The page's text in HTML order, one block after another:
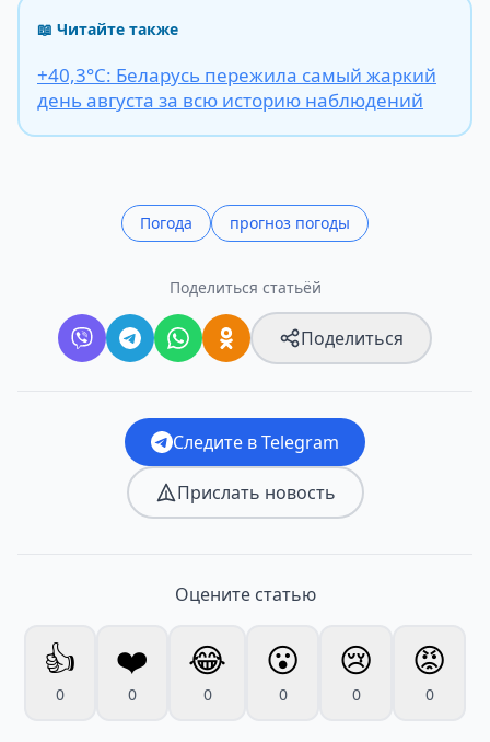
📖 Читайте также
+40,3°С: Беларусь пережила самый жаркий
день августа за всю историю наблюдений
Погода прогноз погоды
Поделиться статьёй
Поделиться
Следите в Telegram
Прислать новость
Оцените статью
👍
0
❤️
0
😂
0
😮
0
😢
0
😡
0